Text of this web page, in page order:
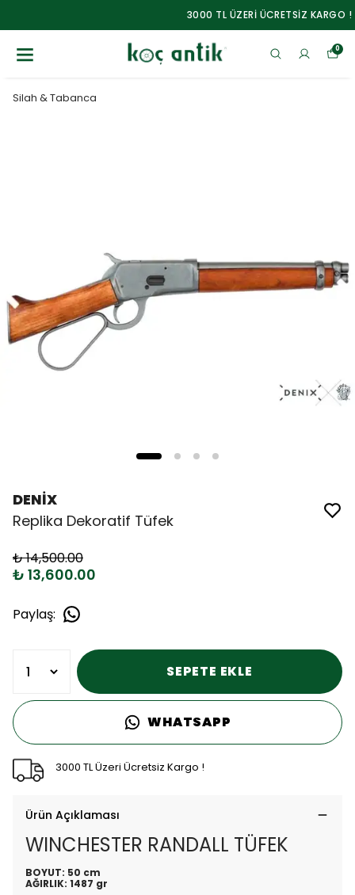
3000 TL ÜZERİ ÜCRETSİZ KARGO !
0
Silah & Tabanca
DENİX
Replika Dekoratif Tüfek
₺ 14,500.00
₺ 13,600.00
Paylaş:
SEPETE EKLE
WHATSAPP
3000 TL Üzeri Ücretsiz Kargo !
Ürün Açıklaması
WINCHESTER RANDALL TÜFEK
BOYUT: 50 cm
AĞIRLIK: 1487 gr